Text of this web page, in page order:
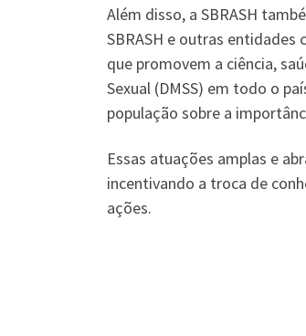
Além disso, a SBRASH
SBRASH e outras entidades
que promovem a ciência,
Sexual (DMSS) em todo o
população sobre a
Essas atuações amplas e
incentivando a troca de
ações.